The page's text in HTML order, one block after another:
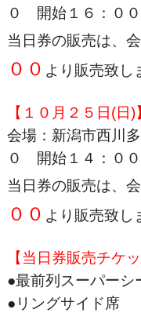
０ 開始１６：００
当日券の販売は、
００ より販売致し
【１０月２５日(日
会場：新潟市西川
０ 開始１４：００
当日券の販売は、
００ より販売致し
【当日券販売チケ
●最前列スーパー
●リングサイド